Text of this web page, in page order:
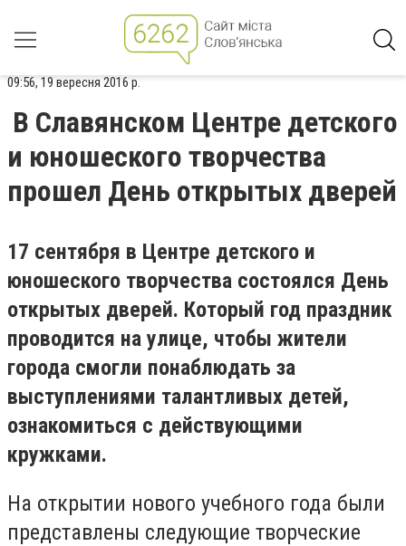
09:56, 19 вересня 2016 р.
В Славянском Центре детского
и юношеского творчества
прошел День открытых дверей
17 сентября в Центре детского и
юношеского творчества состоялся День
открытых дверей. Который год праздник
проводится на улице, чтобы жители
города смогли понаблюдать за
выступлениями талантливых детей,
ознакомиться с действующими
кружками.
На открытии нового учебного года были
представлены следующие творческие